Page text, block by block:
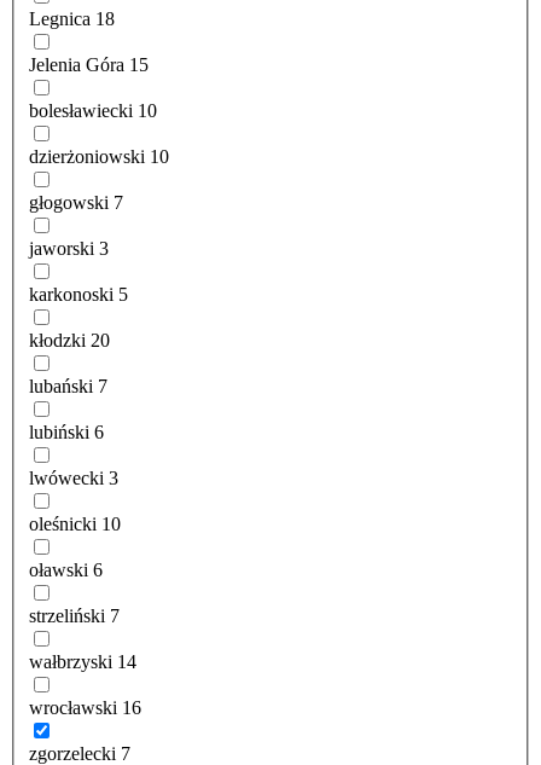
Legnica 18
Jelenia Góra 15
bolesławiecki 10
dzierżoniowski 10
głogowski 7
jaworski 3
karkonoski 5
kłodzki 20
lubański 7
lubiński 6
lwówecki 3
oleśnicki 10
oławski 6
strzeliński 7
wałbrzyski 14
wrocławski 16
zgorzelecki 7